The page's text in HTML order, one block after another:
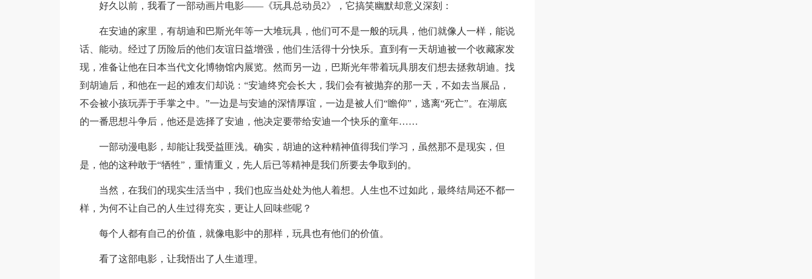
好久以前，我看了一部动画片电影——《玩具总动员2》，它搞笑幽默却意义深刻：
在安迪的家里，有胡迪和巴斯光年等一大堆玩具，他们可不是一般的玩具，他们就像人一样，能说
话、能动。经过了历险后的他们友谊日益增强，他们生活得十分快乐。直到有一天胡迪被一个收藏家发
现，准备让他在日本当代文化博物馆内展览。然而另一边，巴斯光年带着玩具朋友们想去拯救胡迪。找
到胡迪后，和他在一起的难友们却说：“安迪终究会长大，我们会有被抛弃的那一天，不如去当展品，
不会被小孩玩弄于手掌之中。”一边是与安迪的深情厚谊，一边是被人们“瞻仰”，逃离“死亡”。在湖底
的一番思想斗争后，他还是选择了安迪，他决定要带给安迪一个快乐的童年……
一部动漫电影，却能让我受益匪浅。确实，胡迪的这种精神值得我们学习，虽然那不是现实，但
是，他的这种敢于“牺牲”，重情重义，先人后已等精神是我们所要去争取到的。
当然，在我们的现实生活当中，我们也应当处处为他人着想。人生也不过如此，最终结局还不都一
样，为何不让自己的人生过得充实，更让人回味些呢？
每个人都有自己的价值，就像电影中的那样，玩具也有他们的价值。
看了这部电影，让我悟出了人生道理。